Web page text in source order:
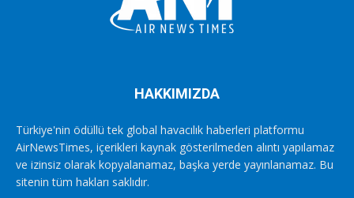
HAKKIMIZDA
Türkiye'nin ödüllü tek global havacılık haberleri platformu
AirNewsTimes, içerikleri kaynak gösterilmeden alıntı yapılamaz
ve izinsiz olarak kopyalanamaz, başka yerde yayınlanamaz. Bu
sitenin tüm hakları saklıdır.